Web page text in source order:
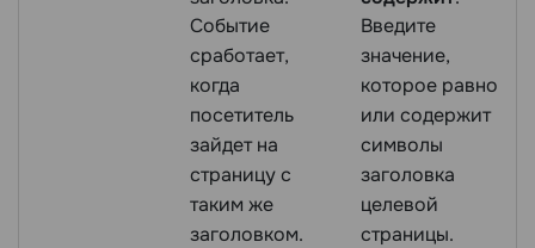
Событие
сработает,
когда
посетитель
зайдет на
страницу с
таким же
заголовком.
Введите
значение,
которое равно
или содержит
символы
заголовка
целевой
страницы.